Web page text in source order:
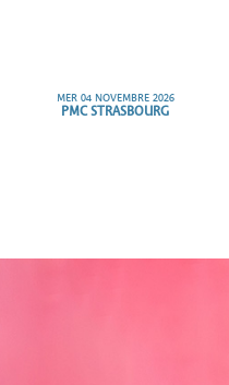
MER 04 NOVEMBRE 2026
PMC STRASBOURG